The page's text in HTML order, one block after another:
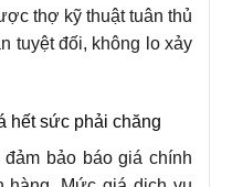
thợ kỹ thuật tuân thủ
tuyệt đối, không lo xảy
hết sức phải chăng
bảo báo giá chính